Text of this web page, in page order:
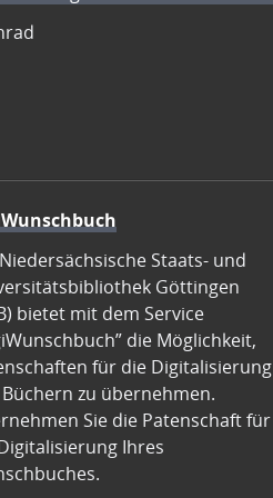
Staats- und
Göttingen
bietet mit dem Service
die Möglichkeit,
für die Digitalisierung
zu übernehmen.
Sie die Patenschaft für
Ihres